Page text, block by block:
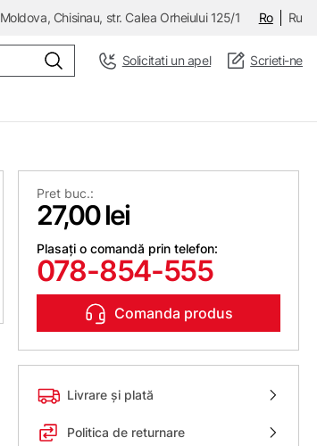
Moldova, Chisinau, str. Calea Orheiului 125/1 Ro Ru
Solicitati un apel Scrieti-ne
Pret buc.:
27,00 lei
Plasați o comandă prin telefon:
078-854-555
Comanda produs
Livrare și plată
Politica de returnare